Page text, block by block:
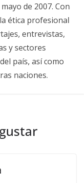
de 2007. Con
ética profesional
entrevistas,
y sectores
país, así como
naciones.